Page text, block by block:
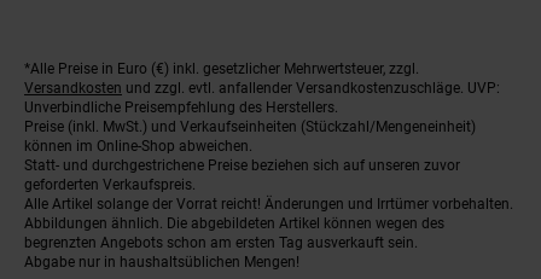
Fußnoten
*Alle Preise in Euro (€) inkl. gesetzlicher Mehrwertsteuer, zzgl.
Versandkosten und zzgl. evtl. anfallender Versandkostenzuschläge. UVP:
Unverbindliche Preisempfehlung des Herstellers.
Preise (inkl. MwSt.) und Verkaufseinheiten (Stückzahl/Mengeneinheit)
können im Online-Shop abweichen.
Statt- und durchgestrichene Preise beziehen sich auf unseren zuvor
geforderten Verkaufspreis.
Alle Artikel solange der Vorrat reicht! Änderungen und Irrtümer vorbehalten.
Abbildungen ähnlich. Die abgebildeten Artikel können wegen des
begrenzten Angebots schon am ersten Tag ausverkauft sein.
Abgabe nur in haushaltsüblichen Mengen!